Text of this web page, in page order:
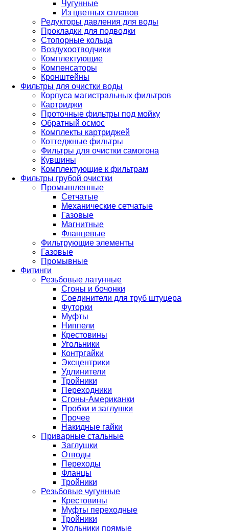
Чугунные
Из цветных сплавов
Редукторы давления для воды
Прокладки для подводки
Стопорные кольца
Воздухоотводчики
Комплектующие
Компенсаторы
Кронштейны
Фильтры для очистки воды
Корпуса магистральных фильтров
Картриджи
Проточные фильтры под мойку
Обратный осмос
Комплекты картриджей
Коттеджные фильтры
Фильтры для очистки самогона
Кувшины
Комплектующие к фильтрам
Фильтры грубой очистки
Промышленные
Сетчатые
Механические сетчатые
Газовые
Магнитные
Фланцевые
Фильтрующие элементы
Газовые
Промывные
Фитинги
Резьбовые латунные
Сгоны и бочонки
Соединители для труб штуцера
Футорки
Муфты
Ниппели
Крестовины
Угольники
Контргайки
Эксцентрики
Удлинители
Тройники
Переходники
Сгоны-Американки
Пробки и заглушки
Прочее
Накидные гайки
Приварные стальные
Заглушки
Отводы
Переходы
Фланцы
Тройники
Резьбовые чугунные
Крестовины
Муфты переходные
Тройники
Угольники прямые